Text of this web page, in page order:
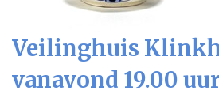
Veilinghuis
vanavond 19.00